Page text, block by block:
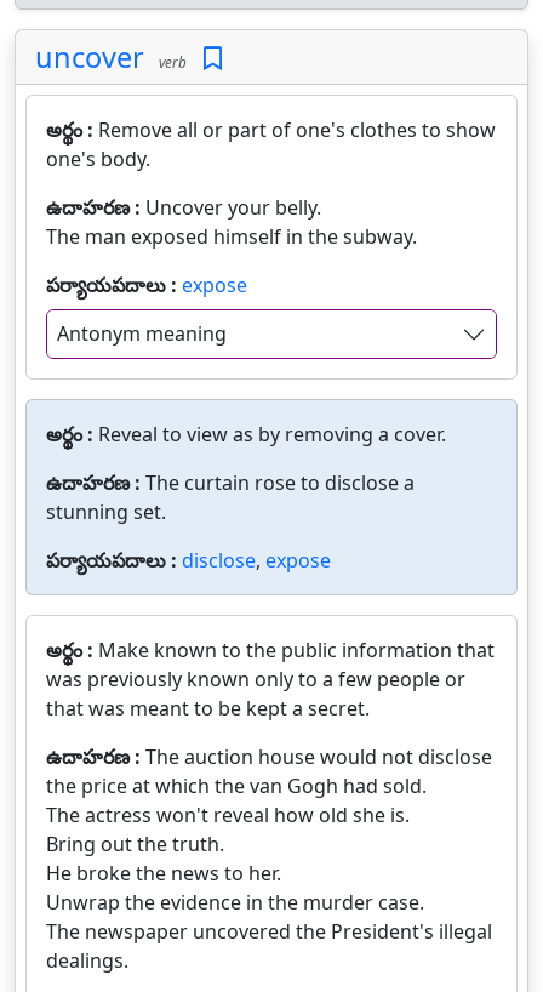
uncover verb
అర్థం : Remove all or part of one's clothes to show
one's body.
ఉదాహరణ : Uncover your belly.
The man exposed himself in the subway.
పర్యాయపదాలు : expose
Antonym meaning
అర్థం : Reveal to view as by removing a cover.
ఉదాహరణ : The curtain rose to disclose a
stunning set.
పర్యాయపదాలు : disclose, expose
అర్థం : Make known to the public information that
was previously known only to a few people or
that was meant to be kept a secret.
ఉదాహరణ : The auction house would not disclose
the price at which the van Gogh had sold.
The actress won't reveal how old she is.
Bring out the truth.
He broke the news to her.
Unwrap the evidence in the murder case.
The newspaper uncovered the President's illegal
dealings.